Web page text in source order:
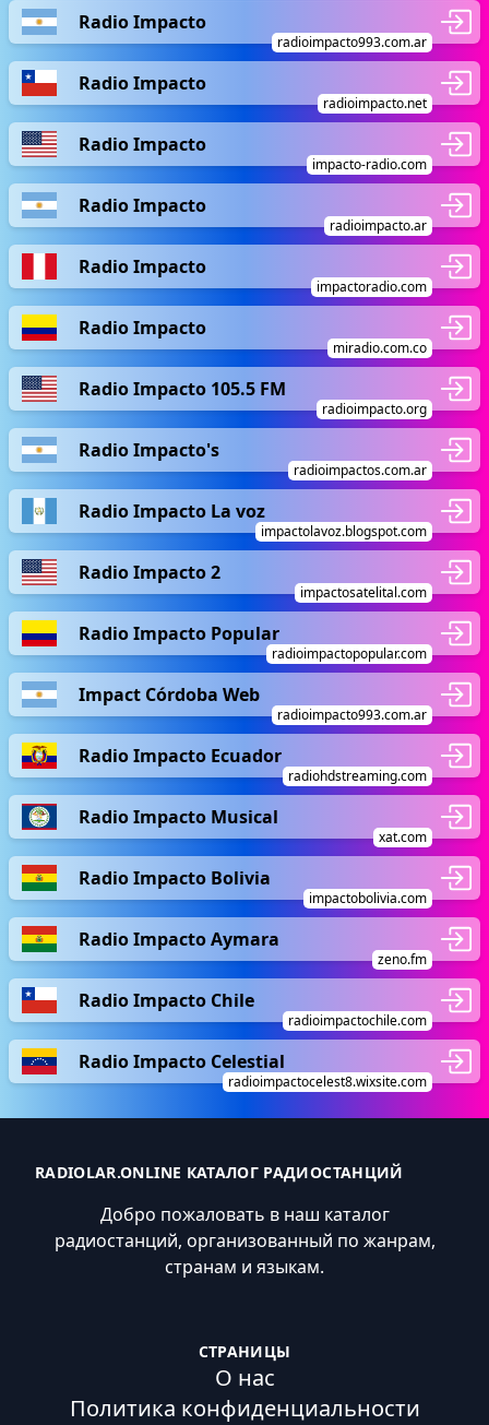
Radio Impacto
radioimpacto993.com.ar
Radio Impacto
radioimpacto.net
Radio Impacto
impacto-radio.com
Radio Impacto
radioimpacto.ar
Radio Impacto
impactoradio.com
Radio Impacto
miradio.com.co
Radio Impacto 105.5 FM
radioimpacto.org
Radio Impacto's
radioimpactos.com.ar
Radio Impacto La voz
impactolavoz.blogspot.com
Radio Impacto 2
impactosatelital.com
Radio Impacto Popular
radioimpactopopular.com
Impact Córdoba Web
radioimpacto993.com.ar
Radio Impacto Ecuador
radiohdstreaming.com
Radio Impacto Musical
xat.com
Radio Impacto Bolivia
impactobolivia.com
Radio Impacto Aymara
zeno.fm
Radio Impacto Chile
radioimpactochile.com
Radio Impacto Celestial
radioimpactocelest8.wixsite.com
RADIOLAR.ONLINE КАТАЛОГ РАДИОСТАНЦИЙ
Добро пожаловать в наш каталог
радиостанций, организованный по жанрам,
странам и языкам.
СТРАНИЦЫ
О нас
Политика конфиденциальности